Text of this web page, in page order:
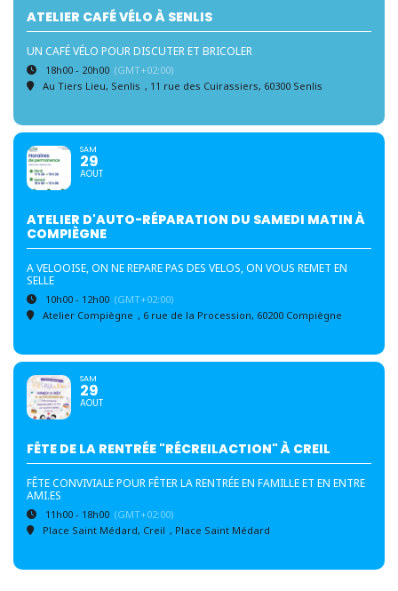
ATELIER CAFÉ VÉLO À SENLIS
UN CAFÉ VÉLO POUR DISCUTER ET BRICOLER
18h00 - 20h00 (GMT+02:00)
Au Tiers Lieu, Senlis , 11 rue des Cuirassiers, 60300 Senlis
SAM
29
AOUT
ATELIER D'AUTO-RÉPARATION DU SAMEDI MATIN À
COMPIÈGNE
A VELOOISE, ON NE REPARE PAS DES VELOS, ON VOUS REMET EN
SELLE
10h00 - 12h00 (GMT+02:00)
Atelier Compiègne , 6 rue de la Procession, 60200 Compiègne
SAM
29
AOUT
FÊTE DE LA RENTRÉE "RÉCREILACTION" À CREIL
FÊTE CONVIVIALE POUR FÊTER LA RENTRÉE EN FAMILLE ET EN ENTRE
AMI.ES
11h00 - 18h00 (GMT+02:00)
Place Saint Médard, Creil , Place Saint Médard